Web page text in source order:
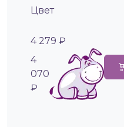
Цвет
4 279 ₽
4
070
₽